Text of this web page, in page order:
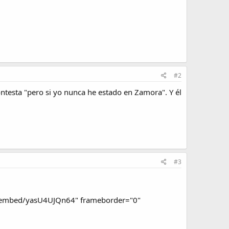
#2
"pero si yo nunca he estado en Zamora". Y él
#3
yasU4UJQn64" frameborder="0"